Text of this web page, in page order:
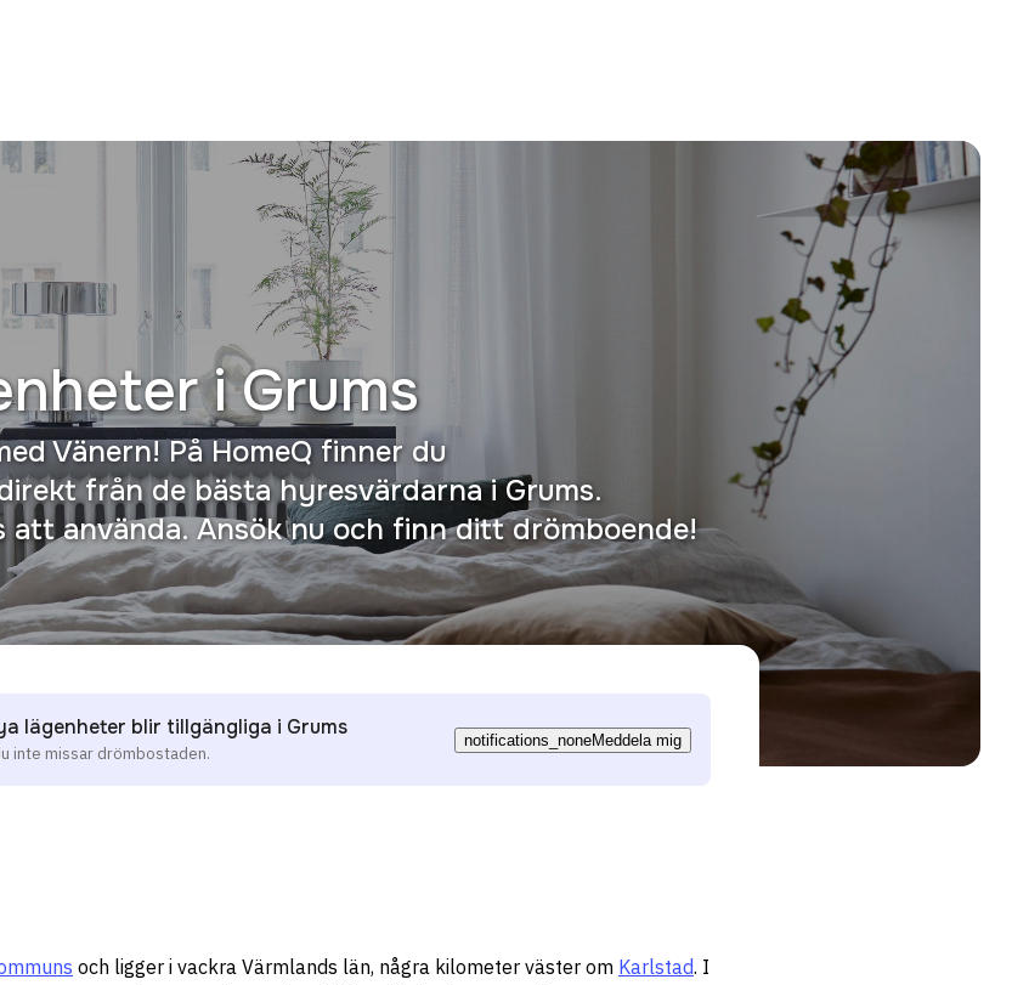
iGrums
Vänern! På HomeQ finner du
från de bästa hyresvärdarna i Grums.
att använda. Ansök nu och finn ditt drömboende!
lägenheter blir tillgängliga i Grums
inte missar drömbostaden.
notifications_noneMeddela mig
och ligger i vackra Värmlands län, några kilometer väster om Karlstad. I